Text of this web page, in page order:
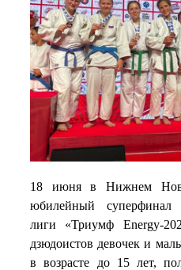
18 июня в Нижнем
юбилейный суперфинал
лиги «Триумф Energy-
дзюдоистов девочек и
в возрасте до 15 лет,